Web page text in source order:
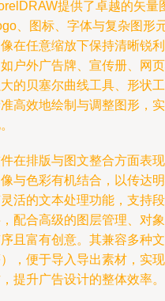
提供了卓越的矢量
、图标、字体与复杂图形
在任意缩放下保持清晰锐
户外广告牌、宣传册、网
的贝塞尔曲线工具、形状
高效地绘制与调整图形，
在排版与图文整合方面表
与色彩有机结合，以传达
活的文本处理功能，支持
配合高级的图层管理、对
且富有创意。其兼容多种
，便于导入导出素材，实
提升广告设计的整体效率。